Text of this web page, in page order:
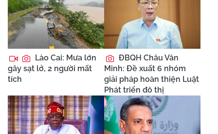
Lào Cai: Mưa lớn
gây sạt lở, 2 người mất
tích
ĐBQH Châu Văn
Minh: Đề xuất 6 nhóm
giải pháp hoàn thiện Luật
Phát triển đô thị